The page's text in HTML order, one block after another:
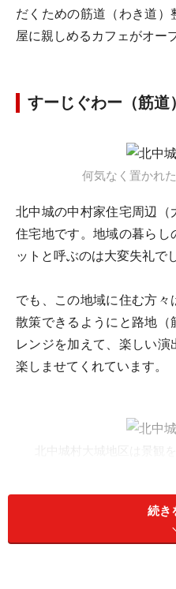
だくための筋道（わき道
屋に親しめるカフェがオー
すーじぐわー（筋道
何気なく置かれ
北中城の中村家住宅周辺
住宅地です。地域の暮ら
ットと呼ぶのは大変失礼で
でも、この地域に住む方々
散策できるようにと路地
レンジを加えて、楽しい
楽しませてくれています。
気なく設置されていたり
ートブロックにも赤がわ
続き